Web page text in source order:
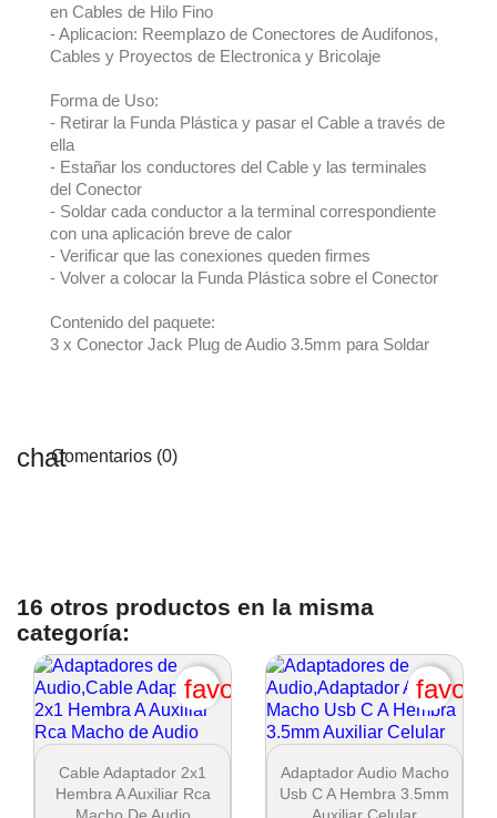
en Cables de Hilo Fino
- Aplicacion: Reemplazo de Conectores de Audifonos,
Cables y Proyectos de Electronica y Bricolaje
Forma de Uso:
- Retirar la Funda Plástica y pasar el Cable a través de
ella
- Estañar los conductores del Cable y las terminales
del Conector
- Soldar cada conductor a la terminal correspondiente
con una aplicación breve de calor
- Verificar que las conexiones queden firmes
- Volver a colocar la Funda Plástica sobre el Conector
Contenido del paquete:
3 x Conector Jack Plug de Audio 3.5mm para Soldar
Comentarios (0)
16 otros productos en la misma
categoría:
 Vista rápida
Cable Adaptador 2x1
Hembra A Auxiliar Rca
favorite_border
 Vista rápida
Adaptador Audio Macho
Usb C A Hembra 3.5mm